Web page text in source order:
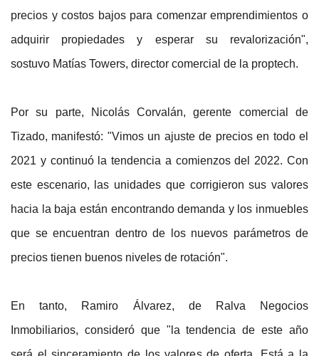
precios y costos bajos para comenzar emprendimientos o
adquirir propiedades y esperar su revalorización",
sostuvo Matías Towers, director comercial de la proptech.
Por su parte, Nicolás Corvalán, gerente comercial de
Tizado, manifestó: "Vimos un ajuste de precios en todo el
2021 y continuó la tendencia a comienzos del 2022. Con
este escenario, las unidades que corrigieron sus valores
hacia la baja están encontrando demanda y los inmuebles
que se encuentran dentro de los nuevos parámetros de
precios tienen buenos niveles de rotación".
En tanto, Ramiro Álvarez, de Ralva Negocios
Inmobiliarios, consideró que "la tendencia de este año